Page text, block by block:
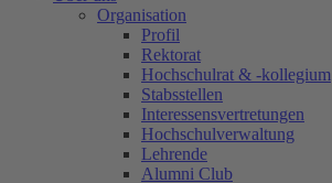
Organisation
Profil
Rektorat
Hochschulrat & -kollegium
Stabsstellen
Interessensvertretungen
Hochschulverwaltung
Lehrende
Alumni Club